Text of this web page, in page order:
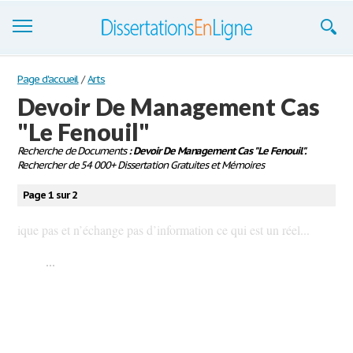
Dissertations
S'inscrire
Se connecter
Contactez-nous
Page d'accueil / Arts
Devoir De Management Cas
"Le Fenouil"
Recherche de Documents: Devoir De Management Cas "Le Fenouil".
Rechercher de 54 000+ Dissertation Gratuites et Mémoires
Page 1 sur 2
ique pas et n’échange pas d’information ce qui est un réel...
...